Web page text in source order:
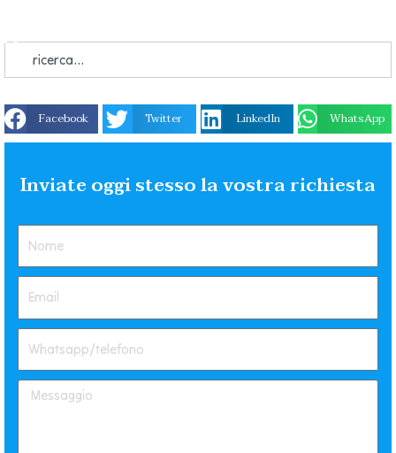
Facebook Twitter LinkedIn WhatsApp
Inviate oggi stesso la vostra richiesta